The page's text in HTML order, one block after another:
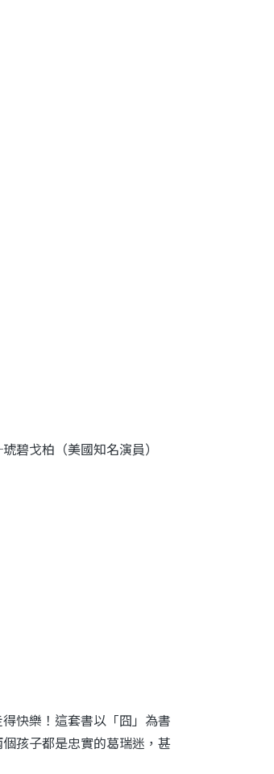
碧戈柏（美國知名演員）
快樂！這套書以「囧」為書
孩子都是忠實的葛瑞迷，甚